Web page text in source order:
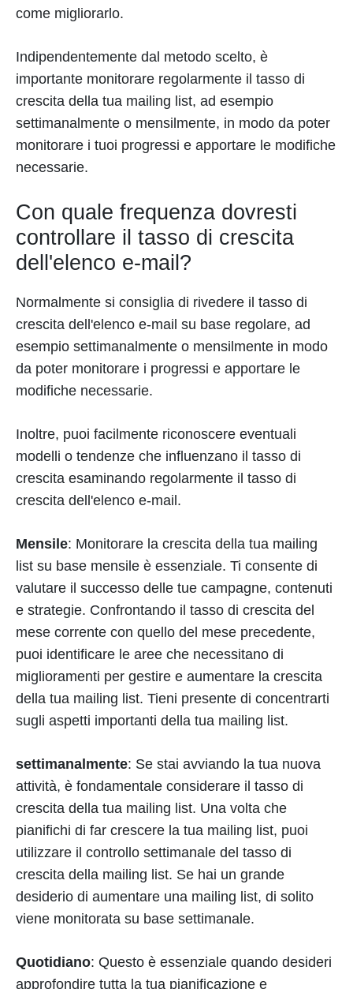
come migliorarlo.
Indipendentemente dal metodo scelto, è
importante monitorare regolarmente il tasso di
crescita della tua mailing list, ad esempio
settimanalmente o mensilmente, in modo da poter
monitorare i tuoi progressi e apportare le modifiche
necessarie.
Con quale frequenza dovresti
controllare il tasso di crescita
dell'elenco e-mail?
Normalmente si consiglia di rivedere il tasso di
crescita dell'elenco e-mail su base regolare, ad
esempio settimanalmente o mensilmente in modo
da poter monitorare i progressi e apportare le
modifiche necessarie.
Inoltre, puoi facilmente riconoscere eventuali
modelli o tendenze che influenzano il tasso di
crescita esaminando regolarmente il tasso di
crescita dell'elenco e-mail.
Mensile: Monitorare la crescita della tua mailing
list su base mensile è essenziale. Ti consente di
valutare il successo delle tue campagne, contenuti
e strategie. Confrontando il tasso di crescita del
mese corrente con quello del mese precedente,
puoi identificare le aree che necessitano di
miglioramenti per gestire e aumentare la crescita
della tua mailing list. Tieni presente di concentrarti
sugli aspetti importanti della tua mailing list.
settimanalmente: Se stai avviando la tua nuova
attività, è fondamentale considerare il tasso di
crescita della tua mailing list. Una volta che
pianifichi di far crescere la tua mailing list, puoi
utilizzare il controllo settimanale del tasso di
crescita della mailing list. Se hai un grande
desiderio di aumentare una mailing list, di solito
viene monitorata su base settimanale.
Quotidiano: Questo è essenziale quando desideri
approfondire tutta la tua pianificazione e